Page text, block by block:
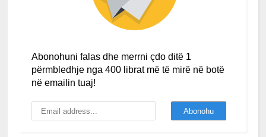
Abonohuni falas dhe merrni çdo ditë 1
përmbledhje nga 400 librat më të mirë në botë
në emailin tuaj!